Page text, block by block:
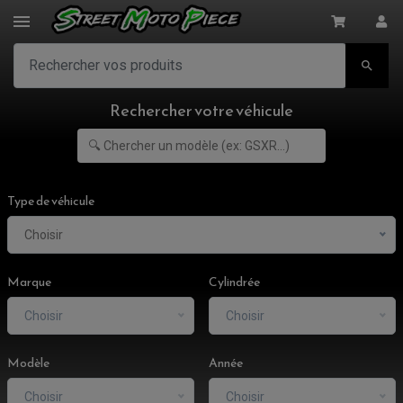
CLIGNOTANT ADAPTABLE, UNIVERSEL
NOS MARQUES

Rechercher votre véhicule
Type de véhicule
Choisir
Marque
Choisir
Cylindrée
Choisir
Modèle
Choisir
Année
Choisir